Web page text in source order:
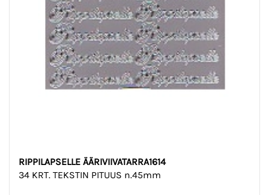
RIPPILAPSELLE ÄÄRIVIIVATARRA1614
34 KRT. TEKSTIN PITUUS n.45mm